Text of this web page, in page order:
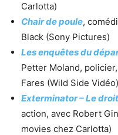
Carlotta)
Chair de poule,
Black (Sony Pictures)
Les enquêtes du
Petter Moland,
Fares (Wild Side Vidéo)
Exterminator – Le
action, avec Robert
movies chez Carlotta)